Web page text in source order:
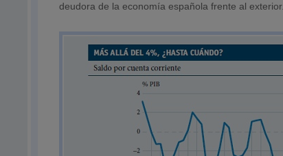
deudora de la economía española frente al exterior.